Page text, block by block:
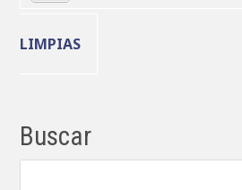
LIMPIAS
Buscar